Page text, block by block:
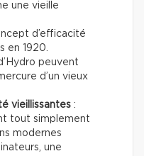
une vieille
d’efficacité
en 1920.
peuvent
d’un vieux
vieillissantes :
tout simplement
modernes
une